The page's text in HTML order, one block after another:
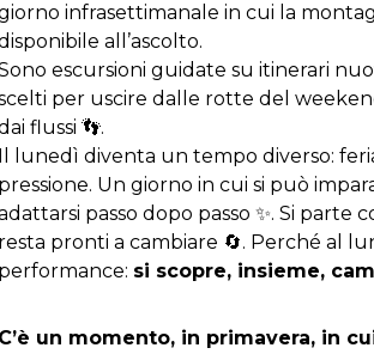
infrasettimanale in cui la
all’ascolto.
escursioni guidate su itinerari
per uscire dalle rotte del
flussi 👣.
Il lunedì diventa un tempo diverso:
pressione. Un giorno in cui si può
passo dopo passo ✨. Si parte
resta pronti a cambiare 🔄. Perché al
performance: si scopre, insieme,
C’è un momento, in primavera, in